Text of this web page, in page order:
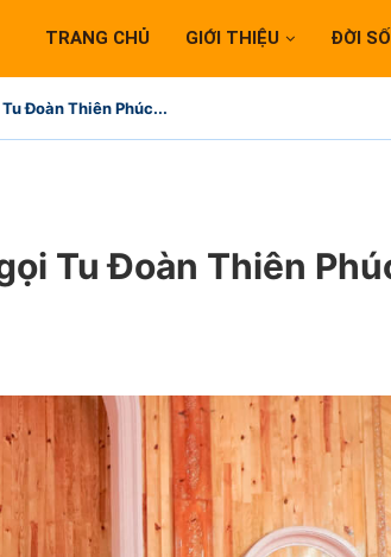
TRANG CHỦ GIỚI THIỆU ĐỜI
Đoàn Thiên Phúc...
Tu Đoàn Thiên